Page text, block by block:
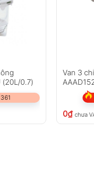
(20L/0.7)
Van 3
0₫ chưa